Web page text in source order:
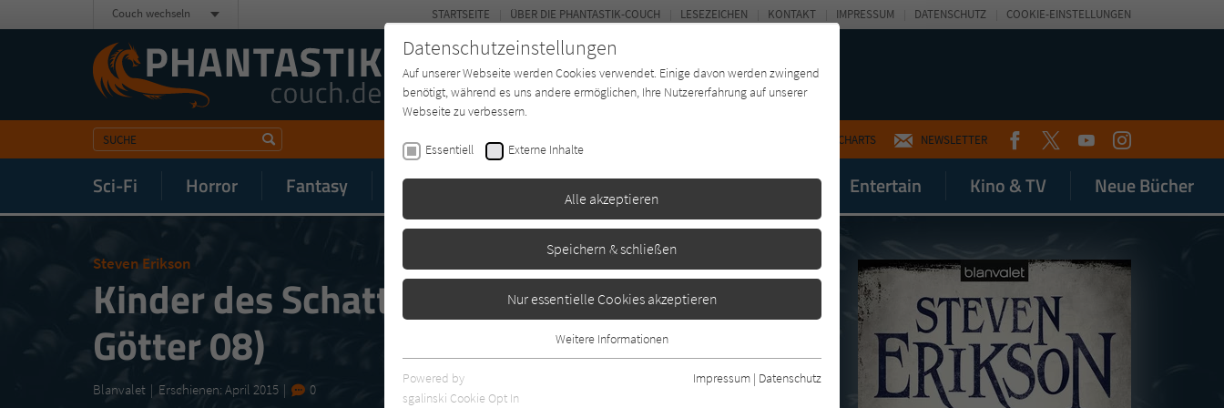
CHARTS NEWSLETTER FACEBOOKTWITTERYOUTUBEINSTAGRAM
Sci-Fi Horror Fantasy Mystery Buchtyp Autor*in Magazin Entertain Kino & TV Neue Bücher
STARTSEITE ÜBER DIE PHANTASTIK-COUCH LESEZEICHEN KONTAKT IMPRESSUM DATENSCHUTZ COOKIE-EINSTELLUNGEN
Couch wechseln
Steven Erikson
Kinder des Schattens (Das Spiel der
Götter 08)
Blanvalet Erschienen: April 2015 0
Datenschutzeinstellungen
Auf unserer Webseite werden Cookies verwendet. Einige davon werden zwingend
benötigt, während es uns andere ermöglichen, Ihre Nutzererfahrung auf unserer
Webseite zu verbessern.
Essentiell Externe Inhalte
Alle akzeptieren
Speichern & schließen
Nur essentielle Cookies akzeptieren
Essentielle Cookies werden für grundlegende Funktionen der Webseite
benötigt. Dadurch ist gewährleistet, dass die Webseite einwandfrei
Weitere Informationen
Powered by
sgalinski Cookie Opt In
Impressum | Datenschutz